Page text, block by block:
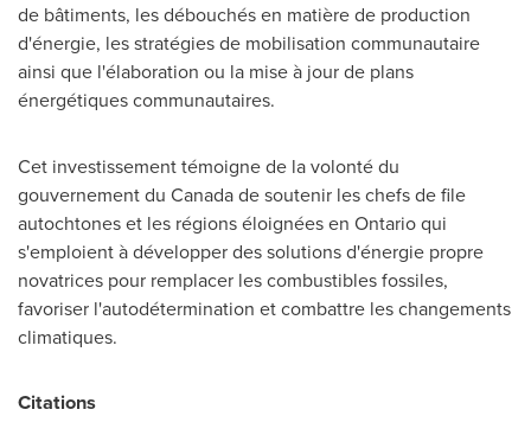
de bâtiments, les débouchés en matière de production
d'énergie, les stratégies de mobilisation communautaire
ainsi que l'élaboration ou la mise à jour de plans
énergétiques communautaires.
Cet investissement témoigne de la volonté du
gouvernement du Canadade soutenir les chefs de file
autochtones et les régions éloignées en Ontarioqui
s'emploient à développer des solutions d'énergie propre
novatrices pour remplacer les combustibles fossiles,
favoriser l'autodétermination et combattre les changements
climatiques.
Citations